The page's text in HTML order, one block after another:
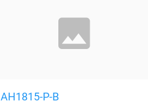
AH1815-P-B